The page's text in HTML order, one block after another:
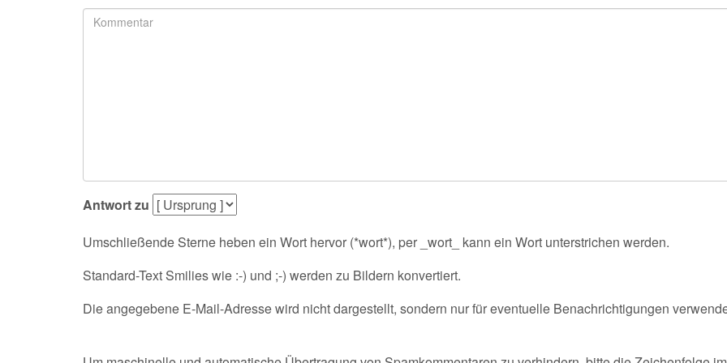
Antwort zu
Umschließende Sterne heben ein Wort hervor (*wort*), per _wort_ kann ein Wort unterstrichen werden.
Standard-Text Smilies wie :-) und ;-) werden zu Bildern konvertiert.
Die angegebene E-Mail-Adresse wird nicht dargestellt, sondern nur für eventuelle Benachrichtigungen